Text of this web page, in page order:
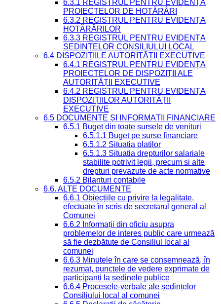
6.3.1 REGISTRUL PENTRU EVIDENȚA
PROIECTELOR DE HOTĂRÂRI
6.3.2 REGISTRUL PENTRU EVIDENȚA
HOTĂRÂRILOR
6.3.3 REGISTRUL PENTRU EVIDENȚA
ȘEDINȚELOR CONSILIULUI LOCAL
6.4 DISPOZIȚIILE AUTORITĂȚII EXECUTIVE
6.4.1 REGISTRUL PENTRU EVIDENȚA
PROIECTELOR DE DISPOZIȚII ALE
AUTORITĂȚII EXECUTIVE
6.4.2 REGISTRUL PENTRU EVIDENȚA
DISPOZIȚIILOR AUTORITĂȚII
EXECUTIVE
6.5 DOCUMENTE ȘI INFORMAȚII FINANCIARE
6.5.1 Buget din toate sursele de venituri
6.5.1.1 Buget pe surse financiare
6.5.1.2 Situatia platilor
6.5.1.3 Situatia drepturilor salariale
stabilite potrivit legii, precum si alte
drepturi prevazute de acte normative
6.5.2 Bilanturi contabile
6.6. ALTE DOCUMENTE
6.6.1 Obiecțiile cu privire la legalitate,
efectuate în scris de secretarul general al
Comunei
6.6.2 Informații din oficiu asupra
problemelor de interes public care urmează
să fie dezbătute de Consiliul local al
comunei
6.6.3 Minutele în care se consemnează, în
rezumat, punctele de vedere exprimate de
participanți la ședinele publice
6.6.4 Procesele-verbale ale ședințelor
Consiliului local al comunei